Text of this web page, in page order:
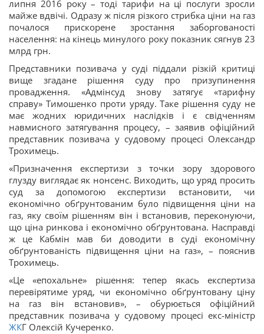
липня 2016 року – тоді тарифи на ці послуги зросли
майже вдвічі. Одразу ж після різкого стрибка ціни на газ
почалося прискорене зростання заборгованості
населення: на кінець минулого року показник сягнув 23
млрд грн.
Представники позивача у суді піддали різкій критиці
вище згадане рішення суду про призупинення
провадження. «Адмінсуд знову затягує «тарифну
справу» Тимошенко проти уряду. Таке рішення суду не
має жодних юридичних наслідків і є свідченням
навмисного затягування процесу, – заявив офіційний
представник позивача у судовому процесі Олександр
Трохимець.
«Призначення експертизи з точки зору здорового
глузду виглядає як нонсенс. Виходить, що уряд просить
суд за допомогою експертизи встановити, чи
економічно обґрунтованим було підвищення ціни на
газ, яку своїм рішенням він і встановив, переконуючи,
що ціна ринкова і економічно обґрунтована. Насправді
ж це Кабмін мав би доводити в суді економічну
обґрунтованість підвищення ціни на газ», – пояснив
Трохимець.
«Це «епохальне» рішення: тепер якась експертиза
перевірятиме уряд, чи економічно обґрунтовану ціну
на газ він встановив», – обурюється офіційний
представник позивача у судовому процесі екс-міністр
ЖКГ Олексій Кучеренко.